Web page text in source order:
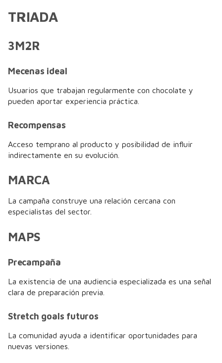
TRIADA
3M2R
Mecenas ideal
Usuarios que trabajan regularmente con chocolate y
pueden aportar experiencia práctica.
Recompensas
Acceso temprano al producto y posibilidad de influir
indirectamente en su evolución.
MARCA
La campaña construye una relación cercana con
especialistas del sector.
MAPS
Precampaña
La existencia de una audiencia especializada es una señal
clara de preparación previa.
Stretch goals futuros
La comunidad ayuda a identificar oportunidades para
nuevas versiones.